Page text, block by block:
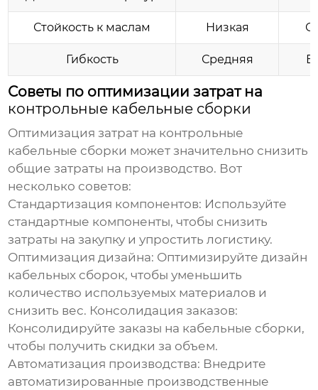
Стойкость к маслам Низкая
Гибкость Средняя
Советы по оптимизации затрат на
контрольные кабельные сборки
Оптимизация затрат на контрольные
кабельные сборки может значительно снизить
общие затраты на производство. Вот
несколько советов:
Стандартизация компонентов: Используйте
стандартные компоненты, чтобы снизить
затраты на закупку и упростить логистику.
Оптимизация дизайна: Оптимизируйте дизайн
кабельных сборок, чтобы уменьшить
количество используемых материалов и
снизить вес. Консолидация заказов:
Консолидируйте заказы на кабельные сборки,
чтобы получить скидки за объем.
Автоматизация производства: Внедрите
автоматизированные производственные